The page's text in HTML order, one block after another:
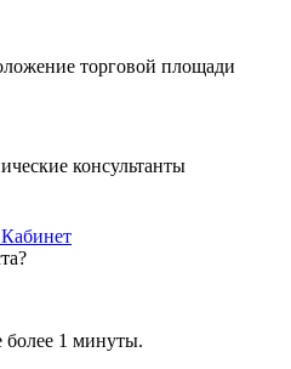
торговой площади
консультанты
Кабинет
более 1 минуты.